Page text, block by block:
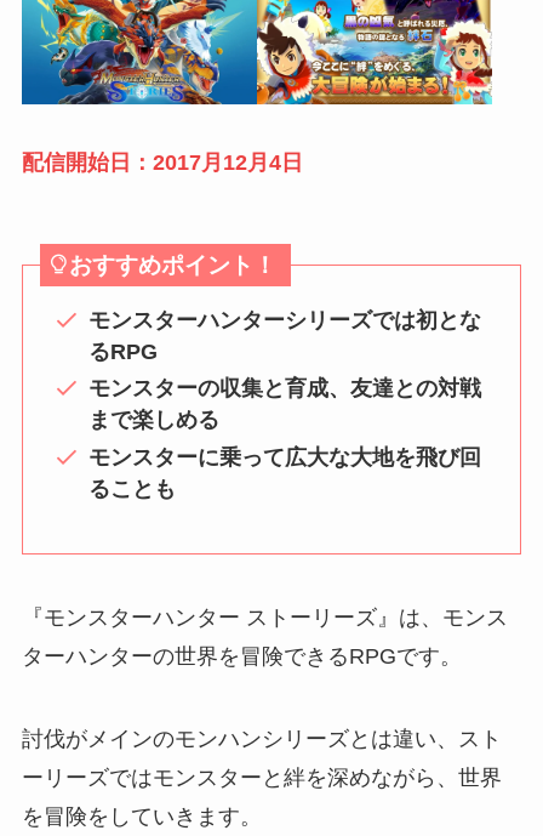
配信開始日：2017月12月4日
おすすめポイント！
モンスターハンターシリーズでは初とな
るRPG
モンスターの収集と育成、友達との対戦
まで楽しめる
モンスターに乗って広大な大地を飛び回
ることも
『モンスターハンター ストーリーズ』は、モンス
ターハンターの世界を冒険できるRPGです。
討伐がメインのモンハンシリーズとは違い、スト
ーリーズではモンスターと絆を深めながら、世界
を冒険をしていきます。